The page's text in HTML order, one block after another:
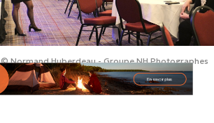
© Normand Huberdeau - Groupe NH Photographes